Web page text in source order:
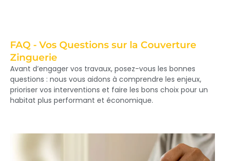
FAQ - Vos Questions sur la Couverture
Zinguerie
Avant d’engager vos travaux, posez-vous les bonnes
questions : nous vous aidons à comprendre les enjeux,
prioriser vos interventions et faire les bons choix pour un
habitat plus performant et économique.